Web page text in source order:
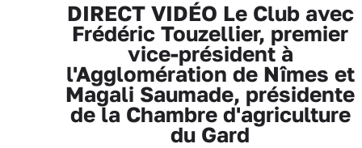
DIRECT VIDÉO Le Club avec
Frédéric Touzellier, premier
vice-président à
l'Agglomération de Nîmes et
Magali Saumade, présidente
de la Chambre d'agriculture
du Gard